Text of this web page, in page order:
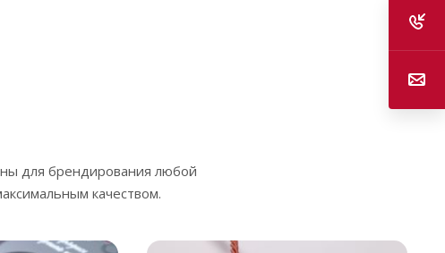
для брендирования любой
качеством.